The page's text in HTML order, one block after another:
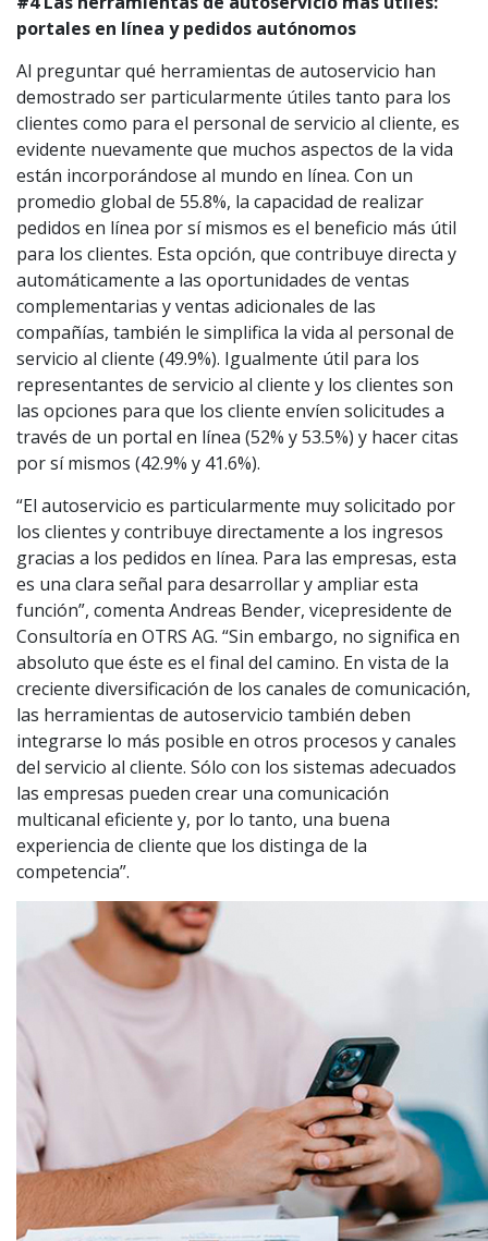
portales en línea y pedidos autónomos
Al preguntar qué herramientas de autoservicio han
demostrado ser particularmente útiles tanto para los
clientes como para el personal de servicio al cliente, es
evidente nuevamente que muchos aspectos de la vida
están incorporándose al mundo en línea. Con un
promedio global de 55.8%, la capacidad de realizar
pedidos en línea por sí mismos es el beneficio más útil
para los clientes. Esta opción, que contribuye directa y
automáticamente a las oportunidades de ventas
complementarias y ventas adicionales de las
compañías, también le simplifica la vida al personal de
servicio al cliente (49.9%). Igualmente útil para los
representantes de servicio al cliente y los clientes son
las opciones para que los cliente envíen solicitudes a
través de un portal en línea (52% y 53.5%) y hacer citas
por sí mismos (42.9% y 41.6%).
“El autoservicio es particularmente muy solicitado por
los clientes y contribuye directamente a los ingresos
gracias a los pedidos en línea. Para las empresas, esta
es una clara señal para desarrollar y ampliar esta
función”, comenta Andreas Bender, vicepresidente de
Consultoría en OTRS AG. “Sin embargo, no significa en
absoluto que éste es el final del camino. En vista de la
creciente diversificación de los canales de comunicación,
las herramientas de autoservicio también deben
integrarse lo más posible en otros procesos y canales
del servicio al cliente. Sólo con los sistemas adecuados
las empresas pueden crear una comunicación
multicanal eficiente y, por lo tanto, una buena
experiencia de cliente que los distinga de la
competencia”.